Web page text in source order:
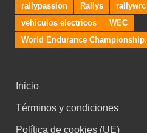
rallypassion
Rallys rallywrc
vehiculos electricos
WEC
World Endurance Championship.
Inicio
Términos y condiciones
Política de cookies (UE)